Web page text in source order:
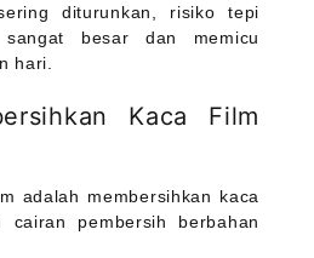
diturunkan, risiko tepi
besar dan memicu
hari.
Kaca Film
adalah membersihkan kaca
cairan pembersih berbahan